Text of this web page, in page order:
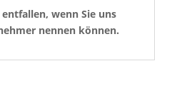
entfallen, wenn Sie uns
nennen können.